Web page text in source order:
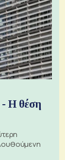
Η θέση